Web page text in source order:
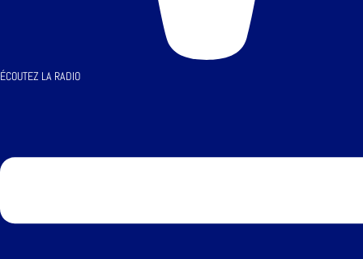
ÉCOUTEZ LA RADIO